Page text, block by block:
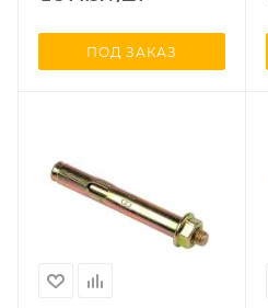
ПОД ЗАКАЗ